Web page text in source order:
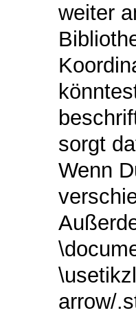
weiter
sorgt
Wenn
arrow/